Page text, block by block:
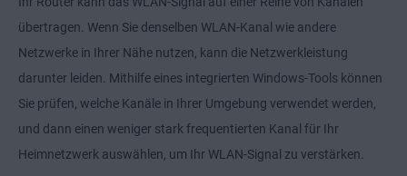
übertragen. Wenn Sie denselben WLAN-Kanal wie andere
Netzwerke in Ihrer Nähe nutzen, kann die Netzwerkleistung
darunter leiden. Mithilfe eines integrierten Windows-Tools können
Sie prüfen, welche Kanäle in Ihrer Umgebung verwendet werden,
und dann einen weniger stark frequentierten Kanal für Ihr
Heimnetzwerk auswählen, um Ihr WLAN-Signal zu verstärken.